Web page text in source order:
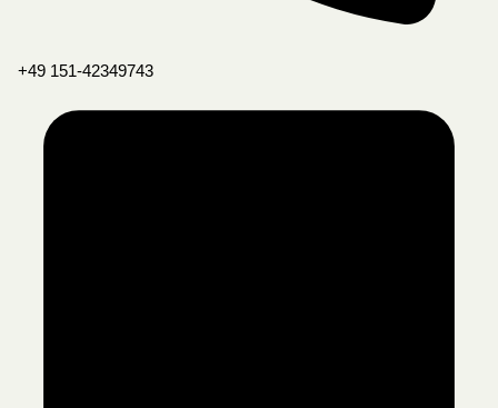
+49 151-42349743